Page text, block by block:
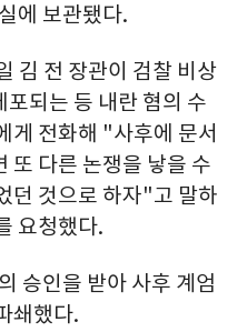
에 보관됐다.
김 전 장관이 검찰 비상
되는 등 내란 혐의 수
게 전화해 "사후에 문서
또 다른 논쟁을 낳을 수
던 것으로 하자"고 말하
요청했다.
승인을 받아 사후 계엄
쇄했다.